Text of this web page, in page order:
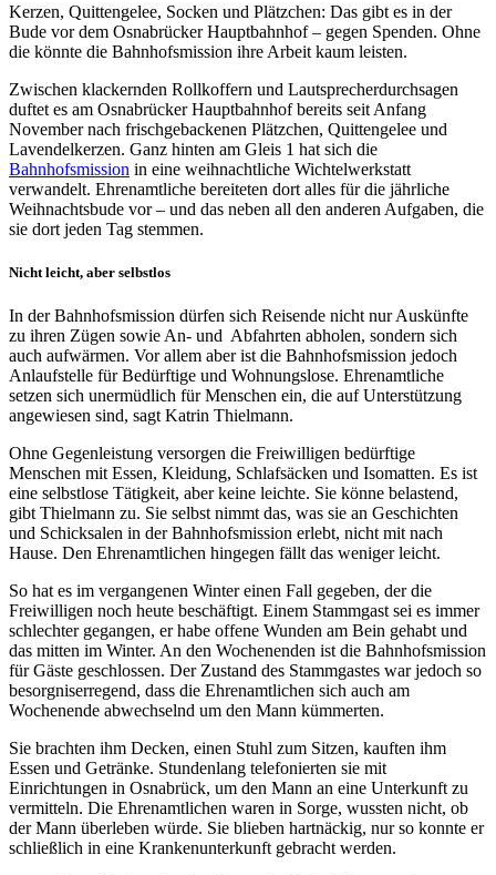
Kerzen, Quittengelee, Socken und Plätzchen: Das gibt es in der
Bude vor dem Osnabrücker Hauptbahnhof – gegen Spenden. Ohne
die könnte die Bahnhofsmission ihre Arbeit kaum leisten.
Zwischen klackernden Rollkoffern und Lautsprecherdurchsagen
duftet es am Osnabrücker Hauptbahnhof bereits seit Anfang
November nach frischgebackenen Plätzchen, Quittengelee und
Lavendelkerzen. Ganz hinten am Gleis 1 hat sich die
Bahnhofsmission in eine weihnachtliche Wichtelwerkstatt
verwandelt. Ehrenamtliche bereiteten dort alles für die jährliche
Weihnachtsbude vor – und das neben all den anderen Aufgaben, die
sie dort jeden Tag stemmen.
Nicht leicht, aber selbstlos
In der Bahnhofsmission dürfen sich Reisende nicht nur Auskünfte
zu ihren Zügen sowie An- und Abfahrten abholen, sondern sich
auch aufwärmen. Vor allem aber ist die Bahnhofsmission jedoch
Anlaufstelle für Bedürftige und Wohnungslose. Ehrenamtliche
setzen sich unermüdlich für Menschen ein, die auf Unterstützung
angewiesen sind, sagt Katrin Thielmann.
Ohne Gegenleistung versorgen die Freiwilligen bedürftige
Menschen mit Essen, Kleidung, Schlafsäcken und Isomatten. Es ist
eine selbstlose Tätigkeit, aber keine leichte. Sie könne belastend,
gibt Thielmann zu. Sie selbst nimmt das, was sie an Geschichten
und Schicksalen in der Bahnhofsmission erlebt, nicht mit nach
Hause. Den Ehrenamtlichen hingegen fällt das weniger leicht.
So hat es im vergangenen Winter einen Fall gegeben, der die
Freiwilligen noch heute beschäftigt. Einem Stammgast sei es immer
schlechter gegangen, er habe offene Wunden am Bein gehabt und
das mitten im Winter. An den Wochenenden ist die Bahnhofsmission
für Gäste geschlossen. Der Zustand des Stammgastes war jedoch so
besorgniserregend, dass die Ehrenamtlichen sich auch am
Wochenende abwechselnd um den Mann kümmerten.
Sie brachten ihm Decken, einen Stuhl zum Sitzen, kauften ihm
Essen und Getränke. Stundenlang telefonierten sie mit
Einrichtungen in Osnabrück, um den Mann an eine Unterkunft zu
vermitteln. Die Ehrenamtlichen waren in Sorge, wussten nicht, ob
der Mann überleben würde. Sie blieben hartnäckig, nur so konnte er
schließlich in eine Krankenunterkunft gebracht werden.